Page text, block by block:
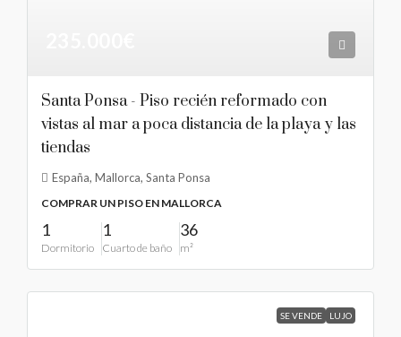
Santa Ponsa - Piso recién reformado con
vistas al mar a poca distancia de la playa y las
tiendas
España, Mallorca, Santa Ponsa
COMPRAR UN PISO EN MALLORCA
1
Dormitorio
1
Cuarto de baño
36
m²
SE VENDE LUJO